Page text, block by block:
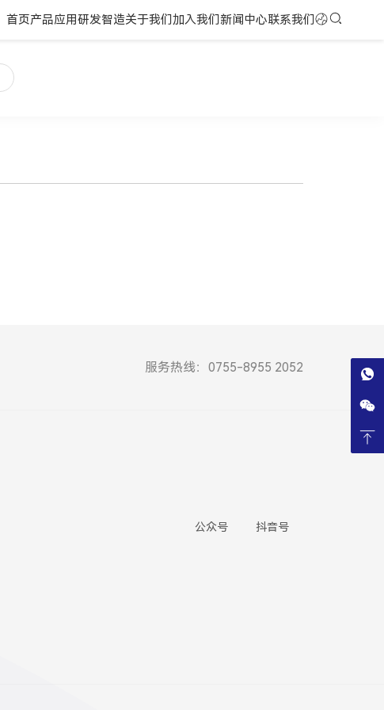
首页产品应用研发智造关于我们加入我们新闻中心联系我们
服务热线：0755-8955 2052
公众号
抖音号